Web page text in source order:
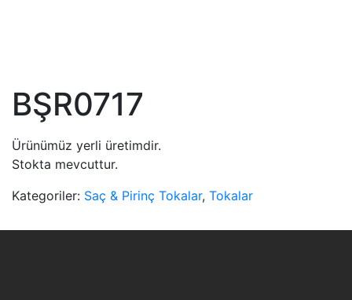
BŞR0717
Ürünümüz yerli üretimdir.
Stokta mevcuttur.
Kategoriler: Saç & Pirinç Tokalar, Tokalar